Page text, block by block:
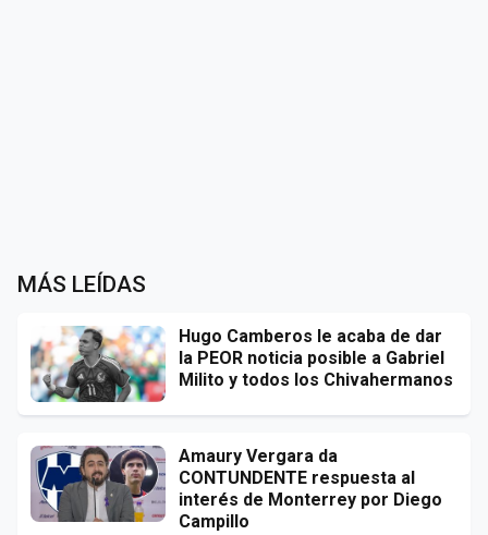
MÁS LEÍDAS
Hugo Camberos le acaba de dar
la PEOR noticia posible a Gabriel
Milito y todos los Chivahermanos
Amaury Vergara da
CONTUNDENTE respuesta al
interés de Monterrey por Diego
Campillo